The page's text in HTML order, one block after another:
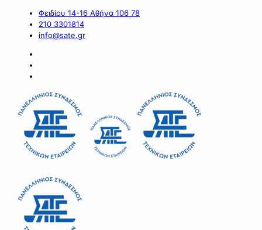
Φειδίου 14-16 Αθήνα 106 78
210 3301814
info@sate.gr